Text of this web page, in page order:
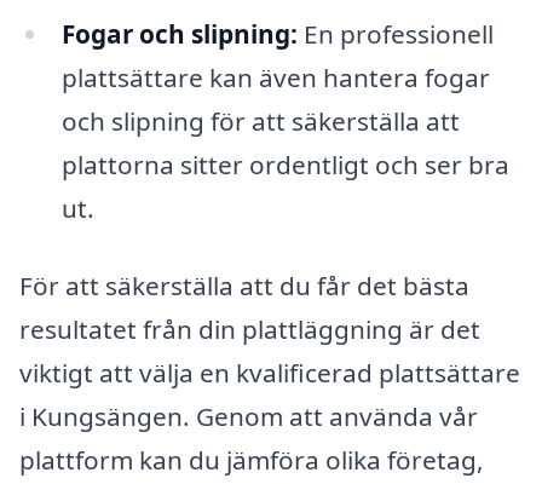
Fogar och slipning: En professionell
plattsättare kan även hantera fogar
och slipning för att säkerställa att
plattorna sitter ordentligt och ser bra
ut.
För att säkerställa att du får det bästa
resultatet från din plattläggning är det
viktigt att välja en kvalificerad plattsättare
i Kungsängen. Genom att använda vår
plattform kan du jämföra olika företag,